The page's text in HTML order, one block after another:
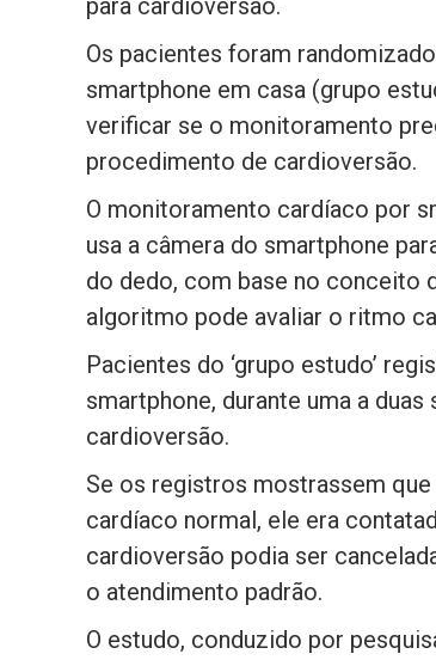
para cardioversão.
Os pacientes foram
smartphone em casa (grupo
verificar se o monitoramento
procedimento de cardioversão.
O monitoramento cardíaco por
usa a câmera do smartphone
do dedo, com base no conceito
algoritmo pode avaliar o ritmo
Pacientes do ‘grupo estudo’
smartphone, durante uma a
cardioversão.
Se os registros mostrassem
cardíaco normal, ele era
cardioversão podia ser
o atendimento padrão.
O estudo, conduzido por